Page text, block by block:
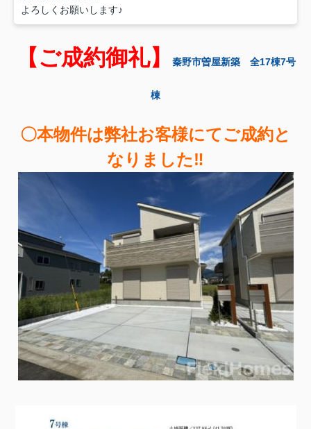
よろしくお願いします♪
【ご成約御礼】 秦野市曽屋新築 全17棟7号
棟
〇本物件は弊社お客様にてご成約と
なりました‼